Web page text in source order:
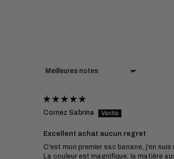
Sort by
Cornez Sabrina
Excellent achat aucun regret
C'est mon premier sac banane, j'en suis
La couleur est magnifique, la matière